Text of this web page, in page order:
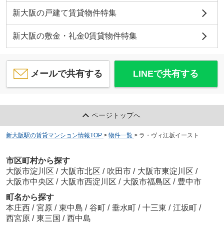
新大阪の戸建て賃貸物件特集
新大阪の敷金・礼金0賃貸物件特集
メールで共有する LINEで共有する
ページトップへ
新大阪駅の賃貸マンション情報TOP > 物件一覧 > ラ・ヴィ江坂イースト
市区町村から探す
大阪市淀川区 / 大阪市北区 / 吹田市 / 大阪市東淀川区 /
大阪市中央区 / 大阪市西淀川区 / 大阪市福島区 / 豊中市
町名から探す
本庄西 / 宮原 / 東中島 / 谷町 / 垂水町 / 十三東 / 江坂町 /
西宮原 / 東三国 / 西中島